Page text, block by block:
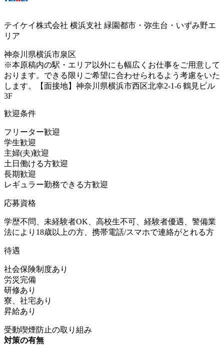
テイケイ株式会社 横浜支社 緑園都市・弥生台・いずみ野エ
リア
神奈川県横浜市泉区
※本原稿内の駅・エリア以外にも幅広くお仕事をご用意して
おります。できる限りご希望に合わせられるよう考慮をいた
します。【面接地】神奈川県横浜市西区北幸2-1-6 鶴見ビル
3F
歓迎条件
フリーター歓迎
学生歓迎
主婦(夫)歓迎
土日働ける方歓迎
長期歓迎
レギュラー勤務できる方歓迎
応募資格
学歴不問、未経験者OK、高校生不可、経験者優遇、警備業
法により18歳以上の方、携帯電話/スマホで連絡がとれる方
待遇
社会保険制度あり
労災完備
研修あり
寮、社宅あり
昇給あり
受動喫煙防止の取り組み
対策の有無